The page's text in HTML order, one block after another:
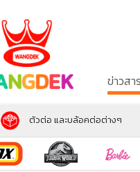
ข่าวสา
ตัวต่อ และบล้อคต่อต่างๆ